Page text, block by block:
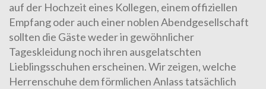
auf der Hochzeit eines Kollegen, einem offiziellen
Empfang oder auch einer noblen Abendgesellschaft
sollten die Gäste weder in gewöhnlicher
Tageskleidung noch ihren ausgelatschten
Lieblingsschuhen erscheinen. Wir zeigen, welche
Herrenschuhe dem förmlichen Anlass tatsächlich